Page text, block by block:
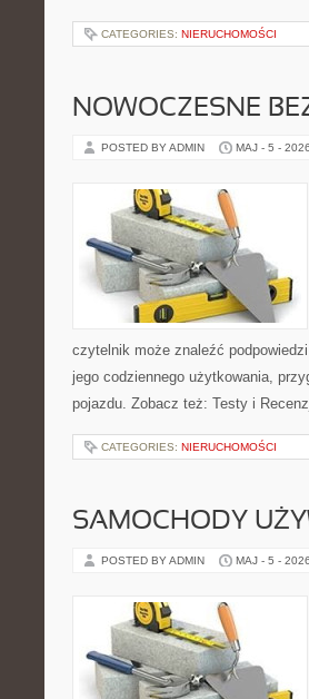
CATEGORIES: NIERUCHOMOŚCI
NOWOCZESNE
POSTED BY ADMIN MAJ - 5 - 2026
czytelnik może znaleźć
jego codziennego użytkowania,
pojazdu. Zobacz też: Testy i
CATEGORIES: NIERUCHOMOŚCI
SAMOCHODY
POSTED BY ADMIN MAJ - 5 - 2026